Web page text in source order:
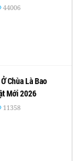
44006
Chùa Là Bao
Mới 2026
11358